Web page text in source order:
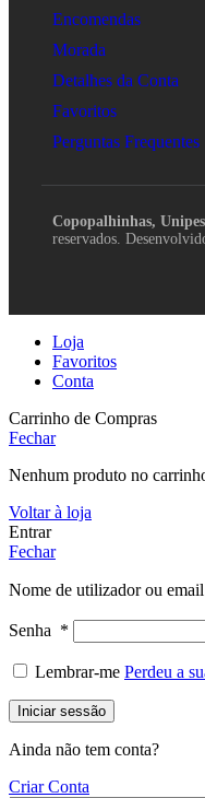
Encomendas
Morada
Detalhes da Conta
Favoritos
Perguntas Frequentes
Copopalhinhas,
reservados.
Loja
Favoritos
Conta
Carrinho de Compras
Fechar
Nenhum produto no
Voltar à loja
Entrar
Fechar
Nome de utilizador ou email
Senha *
Lembrar-me Perdeu a
Iniciar sessão
Ainda não tem conta?
Criar Conta